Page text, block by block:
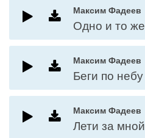
Максим Фадеев
Одно и то же
Максим Фадеев
Беги по небу
Максим Фадеев
Лети за мной